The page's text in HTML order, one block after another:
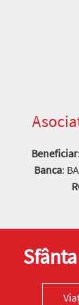
Beneficiar
Banca: